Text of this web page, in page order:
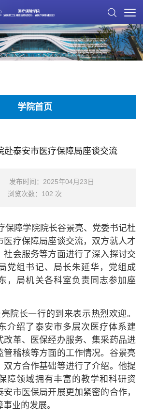
学院首页
赴泰安市医疗保障局座谈交流
发布时间：2025年04月23日
浏览次数： 102 次
保障学院院长谷景亮、党委书记杜
医疗保障局座谈交流，双方就人才
社会服务等方面进行了深入探讨交
党组书记、局长朱延华，党组成
，局机关各科室负责同志参加座
院长一行的到来表示热烈欢迎。
介绍了泰安市多层次医疗体系建
改革、医保经办服务、集采药品进
管稽核等方面的工作情况。谷景亮
双方合作基础等进行了介绍。他提
障领域拥有丰富的教学和科研资
市医保局开展更加紧密的合作，
业的发展。